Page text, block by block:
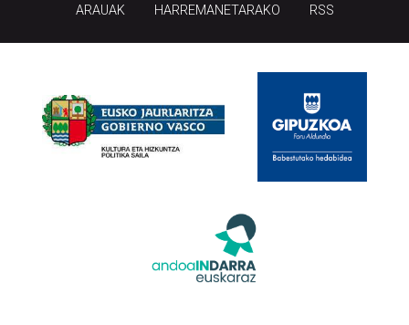
ARAUAK HARREMANETARAKO RSS